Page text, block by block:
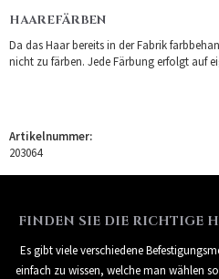
HAAREFÄRBEN
Da das Haar bereits in der Fabrik
nicht zu färben. Jede Färbung erfolgt auf
Artikelnummer:
203064
FINDEN SIE DIE RICHTIGE
Es gibt viele verschiedene
einfach zu wissen, welche man wählen